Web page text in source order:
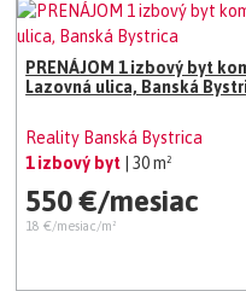
PRENÁJOM 1 izbový byt
Lazovná ulica, Banská
Reality Banská Bystrica
1 izbový byt
| 30 m²
550 €/mesiac
18 €/mesiac/m²